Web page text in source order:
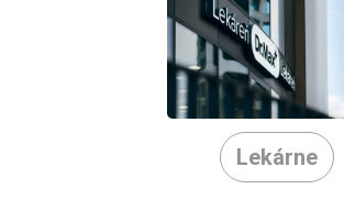
Lekárne